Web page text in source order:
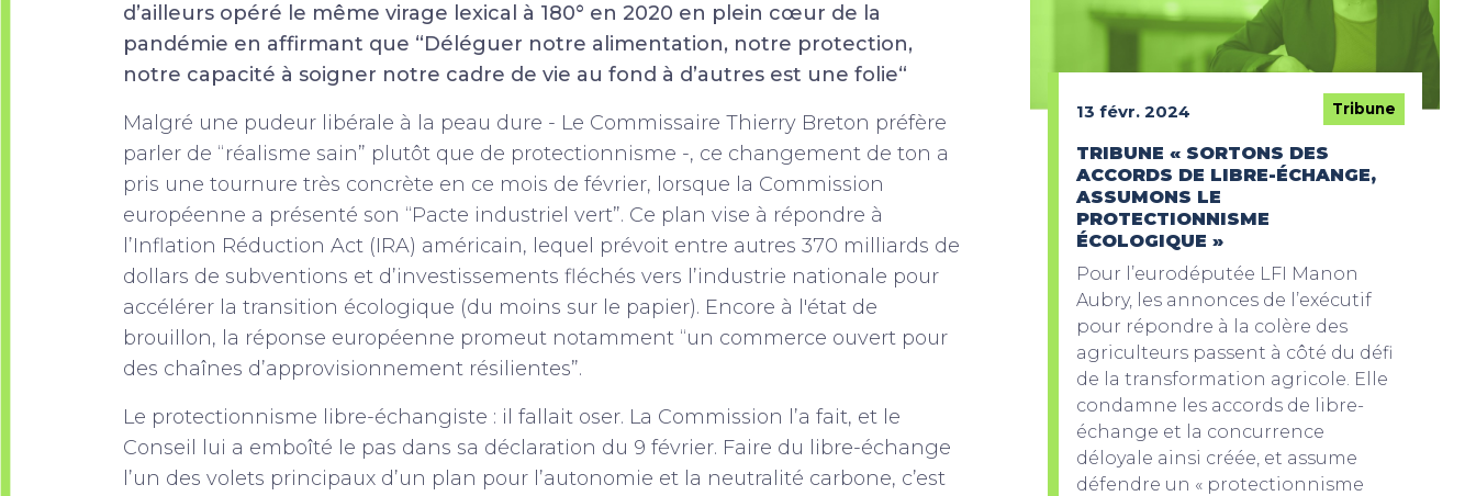
d’ailleurs opéré le même virage lexical à 180° en 2020 en plein cœur de la
pandémie en affirmant que “Déléguer notre alimentation, notre protection,
notre capacité à soigner notre cadre de vie au fond à d’autres est une folie“
Malgré une pudeur libérale à la peau dure - Le Commissaire Thierry Breton préfère
parler de “réalisme sain” plutôt que de protectionnisme -, ce changement de ton a
pris une tournure très concrète en ce mois de février, lorsque la Commission
européenne a présenté son “Pacte industriel vert”. Ce plan vise à répondre à
l’Inflation Réduction Act (IRA) américain, lequel prévoit entre autres 370 milliards de
dollars de subventions et d’investissements fléchés vers l’industrie nationale pour
accélérer la transition écologique (du moins sur le papier). Encore à l'état de
brouillon, la réponse européenne promeut notamment “un commerce ouvert pour
des chaînes d’approvisionnement résilientes”.
Le protectionnisme libre-échangiste : il fallait oser. La Commission l’a fait, et le
Conseil lui a emboîté le pas dans sa déclaration du 9 février. Faire du libre-échange
l’un des volets principaux d’un plan pour l’autonomie et la neutralité carbone, c’est
13 févr. 2024 Tribune
TRIBUNE « SORTONS DES
ACCORDS DE LIBRE-ÉCHANGE,
ASSUMONS LE
PROTECTIONNISME
ÉCOLOGIQUE »
Pour l’eurodéputée LFI Manon
Aubry, les annonces de l’exécutif
pour répondre à la colère des
agriculteurs passent à côté du défi
de la transformation agricole. Elle
condamne les accords de libre-
échange et la concurrence
déloyale ainsi créée, et assume
défendre un « protectionnisme